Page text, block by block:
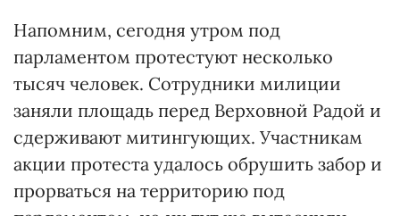
Напомним, сегодня утром под
парламентом протестуют несколько
тысяч человек. Сотрудники милиции
заняли площадь перед Верховной Радой и
сдерживают митингующих. Участникам
акции протеста удалось обрушить забор и
прорваться на территорию под